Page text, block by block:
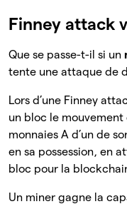
Finney attack
Que se passe-t-il si un
tente une attaque de
Lors d’une Finney
un bloc le mouvement
monnaies A d’un de
en sa possession, en
bloc pour la
Un miner gagne la